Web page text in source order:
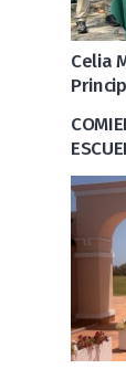
Celia